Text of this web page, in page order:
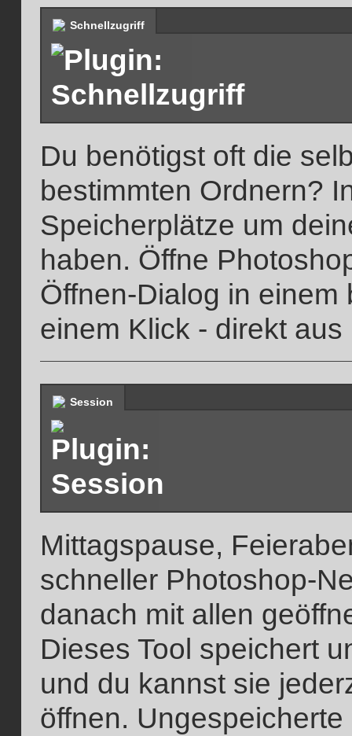
Schnellzugriff
Du benötigst oft die
bestimmten Ordnern?
Speicherplätze um
haben. Öffne
Öffnen-Dialog in
einem Klick - direkt
Session
Mittagspause,
schneller Photoshop-
danach mit allen
Dieses Tool speichert
und du kannst sie
öffnen.